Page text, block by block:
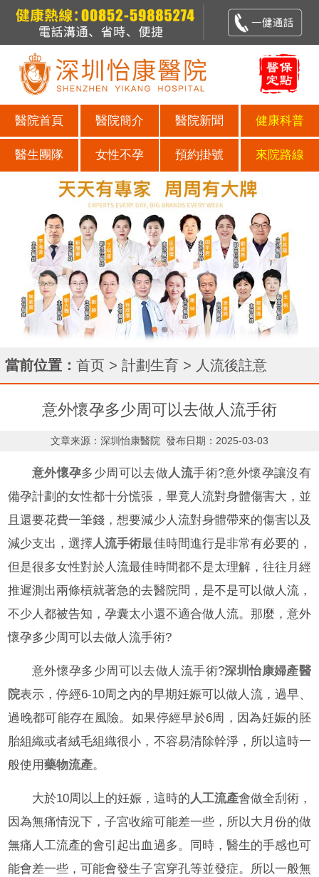
醫院首頁 醫院簡介 醫院新聞 健康科普
醫生團隊 女性不孕 預約掛號 來院路線
當前位置： 首页 > 計劃生育 > 人流後註意
意外懷孕多少周可以去做人流手術
文章来源：深圳怡康醫院 發布日期：2025-03-03
意外懷孕多少周可以去做人流手術?意外懷孕讓沒有
備孕計劃的女性都十分慌張，畢竟人流對身體傷害大，並
且還要花費一筆錢，想要減少人流對身體帶來的傷害以及
減少支出，選擇人流手術最佳時間進行是非常有必要的，
但是很多女性對於人流最佳時間都不是太理解，往往月經
推遲測出兩條槓就著急的去醫院問，是不是可以做人流，
不少人都被告知，孕囊太小還不適合做人流。那麼，意外
懷孕多少周可以去做人流手術?
意外懷孕多少周可以去做人流手術?深圳怡康婦產醫
院表示，停經6-10周之內的早期妊娠可以做人流，過早、
過晚都可能存在風險。如果停經早於6周，因為妊娠的胚
胎組織或者絨毛組織很小，不容易清除幹淨，所以這時一
般使用藥物流產。
大於10周以上的妊娠，這時的人工流產會做全刮術，
因為無痛情況下，子宮收縮可能差一些，所以大月份的做
無痛人工流產的會引起出血過多。同時，醫生的手感也可
能會差一些，可能會發生子宮穿孔等並發症。所以一般無